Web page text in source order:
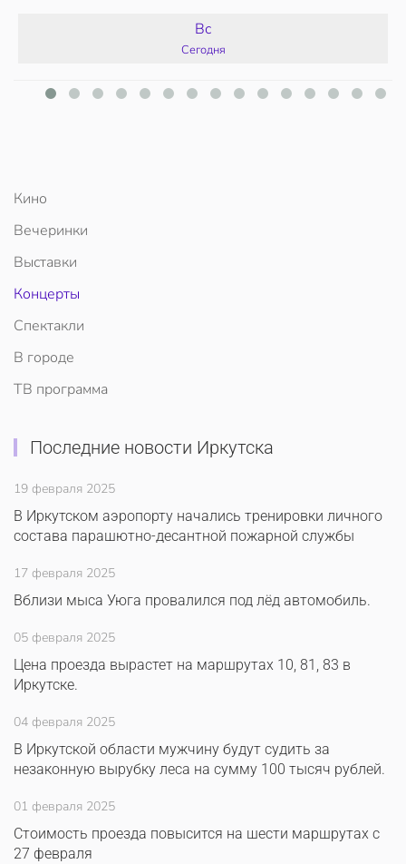
Вс
Сегодня
Кино
Вечеринки
Выставки
Концерты
Спектакли
В городе
ТВ программа
Последние новости Иркутска
19 февраля 2025
В Иркутском аэропорту начались тренировки личного
состава парашютно-десантной пожарной службы
17 февраля 2025
Вблизи мыса Уюга провалился под лёд автомобиль.
05 февраля 2025
Цена проезда вырастет на маршрутах 10, 81, 83 в
Иркутске.
04 февраля 2025
В Иркутской области мужчину будут судить за
незаконную вырубку леса на сумму 100 тысяч рублей.
01 февраля 2025
Стоимость проезда повысится на шести маршрутах с
27 февраля